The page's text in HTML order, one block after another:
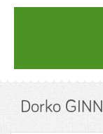
Dorko